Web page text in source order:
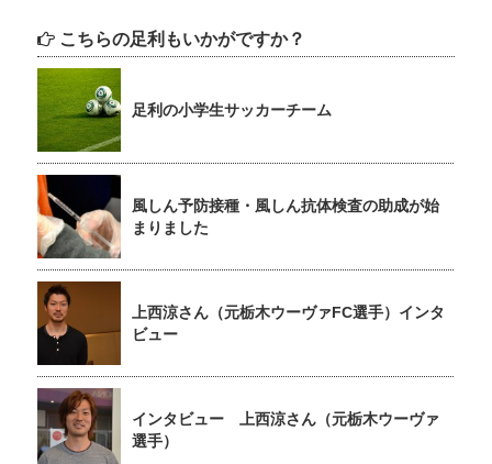
こちらの足利もいかがですか？
足利の小学生サッカーチーム
風しん予防接種・風しん抗体検査の助成が始
まりました
上西涼さん（元栃木ウーヴァFC選手）インタ
ビュー
インタビュー 上西涼さん（元栃木ウーヴァ
選手）